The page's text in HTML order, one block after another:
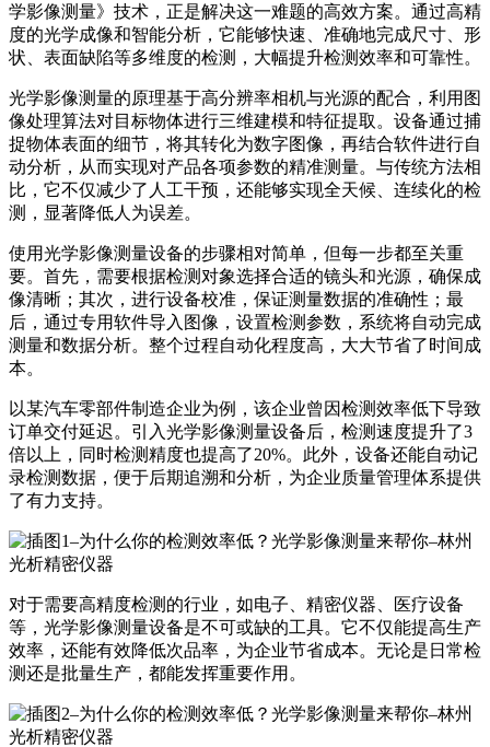
学影像测量》技术，正是解决这一难题的高效方案。通过高精
度的光学成像和智能分析，它能够快速、准确地完成尺寸、形
状、表面缺陷等多维度的检测，大幅提升检测效率和可靠性。
光学影像测量的原理基于高分辨率相机与光源的配合，利用图
像处理算法对目标物体进行三维建模和特征提取。设备通过捕
捉物体表面的细节，将其转化为数字图像，再结合软件进行自
动分析，从而实现对产品各项参数的精准测量。与传统方法相
比，它不仅减少了人工干预，还能够实现全天候、连续化的检
测，显著降低人为误差。
使用光学影像测量设备的步骤相对简单，但每一步都至关重
要。首先，需要根据检测对象选择合适的镜头和光源，确保成
像清晰；其次，进行设备校准，保证测量数据的准确性；最
后，通过专用软件导入图像，设置检测参数，系统将自动完成
测量和数据分析。整个过程自动化程度高，大大节省了时间成
本。
以某汽车零部件制造企业为例，该企业曾因检测效率低下导致
订单交付延迟。引入光学影像测量设备后，检测速度提升了3
倍以上，同时检测精度也提高了20%。此外，设备还能自动记
录检测数据，便于后期追溯和分析，为企业质量管理体系提供
了有力支持。
对于需要高精度检测的行业，如电子、精密仪器、医疗设备
等，光学影像测量设备是不可或缺的工具。它不仅能提高生产
效率，还能有效降低次品率，为企业节省成本。无论是日常检
测还是批量生产，都能发挥重要作用。